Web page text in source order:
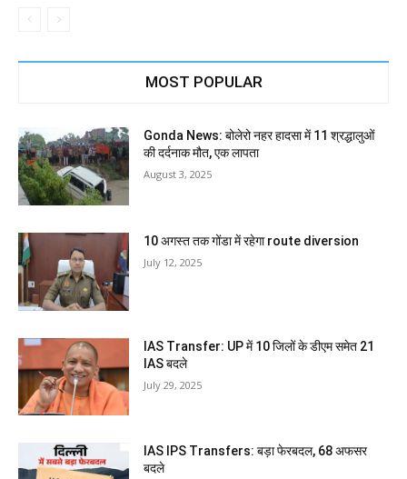
MOST POPULAR
Gonda News: बोलेरो नहर हादसा में 11 श्रद्धालुओं
की दर्दनाक मौत, एक लापता
August 3, 2025
10 अगस्त तक गोंडा में रहेगा route diversion
July 12, 2025
IAS Transfer: UP में 10 जिलों के डीएम समेत 21
IAS बदले
July 29, 2025
IAS IPS Transfers: बड़ा फेरबदल, 68 अफसर
बदले